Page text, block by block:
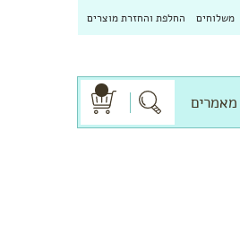
משלוחים החלפת והחזרת מוצרים
מאמרים